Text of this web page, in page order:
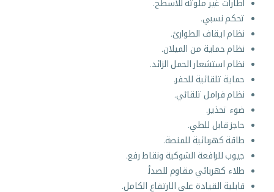
اطارات غير ملوثة للأسطح.
تحكم نسبي.
نظام ايقاف الطوارئ.
نظام حماية من الميلان.
نظام استشعار الحمل الزائد.
حماية تلقائية للحفر.
نظام فرامل تلقائي.
ضوء تحذير.
حاجز قابل للطي.
طاقة كهربائية للمنصة.
جيوب للرافعة الشوكية ونقاط رفع.
طلاء كهربائي مقاوم للصدأ.
قابلية القيادة على الارتفاع الكامل.